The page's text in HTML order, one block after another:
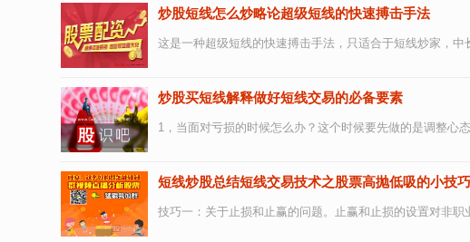
炒股短线怎么炒略论超级短线的快速搏击手法
这是一种超级短线的快速搏击手法，只适合于短线炒家，
炒股买短线解释做好短线交易的必备要素
1，当面对亏损的时候怎么办？这个时候要先做的是调整心
短线炒股总结短线交易技术之股票高抛低吸的小技巧
技巧一：关于止损和止赢的问题。止赢和止损的设置对非